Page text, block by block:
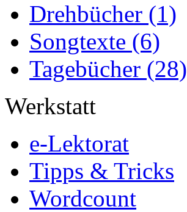
Drehbücher (1)
Songtexte (6)
Tagebücher (28)
Werkstatt
e-Lektorat
Tipps & Tricks
Wordcount